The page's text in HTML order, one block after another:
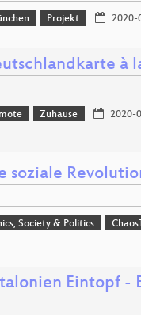
Projekt 2020-
à
Zuhause 2020-
soziale
Society & Politics
Eintopf -